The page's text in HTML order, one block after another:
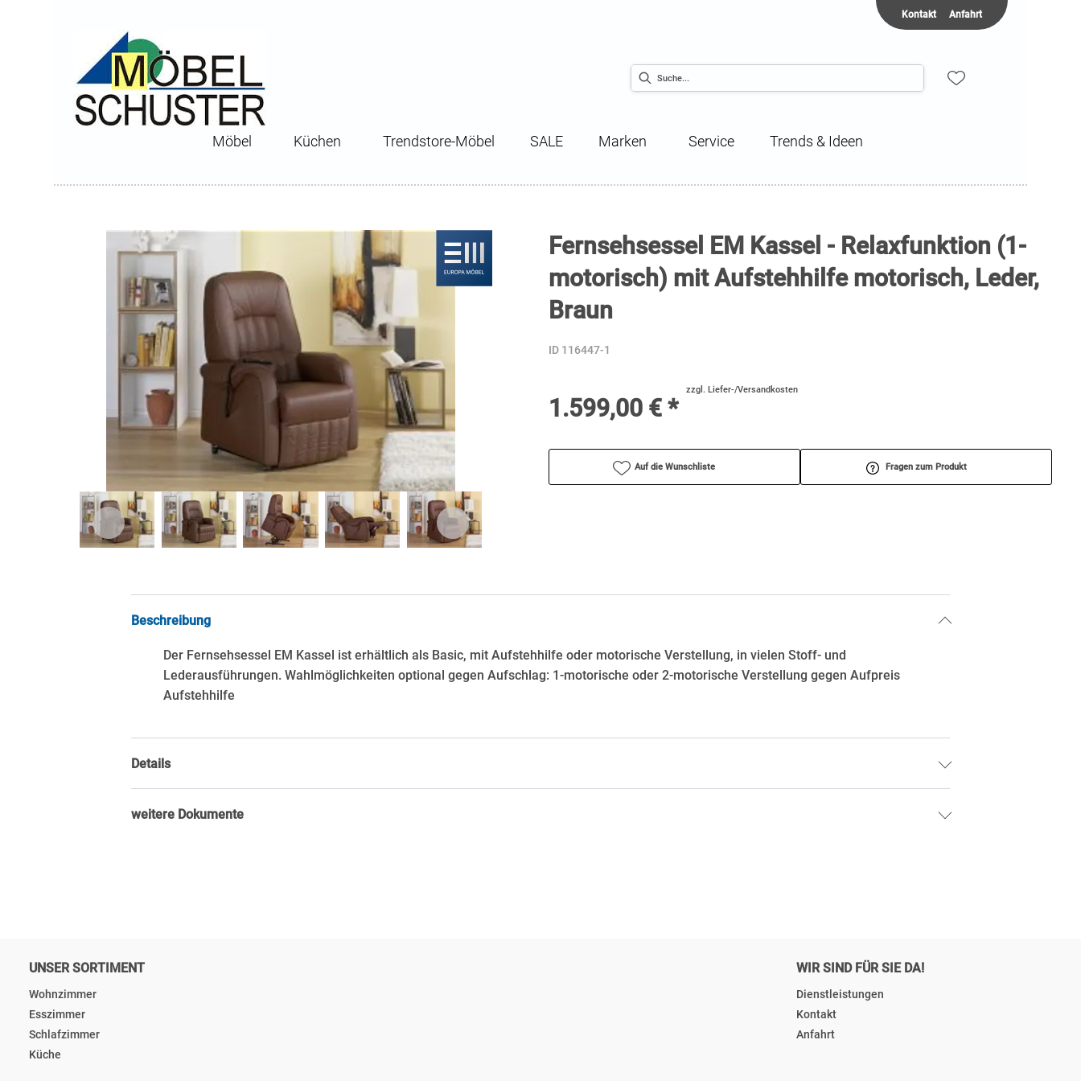
Kontakt Anfahrt
Möbel Küchen Trendstore-Möbel SALE Marken Service Trends & Ideen
Fernsehsessel EM Kassel - Relaxfunktion (1-
motorisch) mit Aufstehhilfe motorisch, Leder,
Braun
ID 116447-1
1.599,00 € *
zzgl. Liefer-/Versandkosten
Auf die Wunschliste Fragen zum Produkt
Beschreibung
Der Fernsehsessel EM Kassel ist erhältlich als Basic, mit Aufstehhilfe oder motorische Verstellung, in vielen Stoff- und
Lederausführungen. Wahlmöglichkeiten optional gegen Aufschlag: 1-motorische oder 2-motorische Verstellung gegen Aufpreis
Aufstehhilfe
Details
weitere Dokumente
UNSER SORTIMENT
Wohnzimmer
Esszimmer
Schlafzimmer
Küche
WIR SIND FÜR SIE DA!
Dienstleistungen
Kontakt
Anfahrt